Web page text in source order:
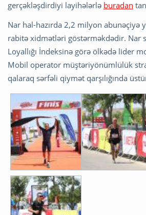
gerçəkləşdirdiyi layihələrlə buradan
Nar hal-hazırda 2,2 milyon abunəçiyə
rabitə xidmətləri göstərməkdədir. Nar
Loyallığı İndeksinə görə ölkədə lider
Mobil operator müştəriyönümlülük
qalaraq sərfəli qiymət qarşılığında